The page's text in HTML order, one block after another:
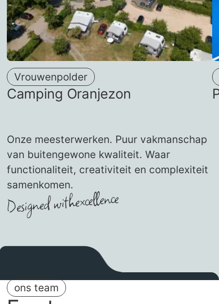
Vrouwenpolder
Camping Oranjezon
Onze meesterwerken. Puur vakmanschap
van buitengewone kwaliteit. Waar
functionaliteit, creativiteit en complexiteit
samenkomen.
Designed withexcellence
ons team